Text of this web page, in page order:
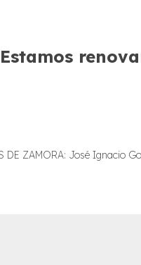
Estamos
DE ZAMORA: José Ignacio